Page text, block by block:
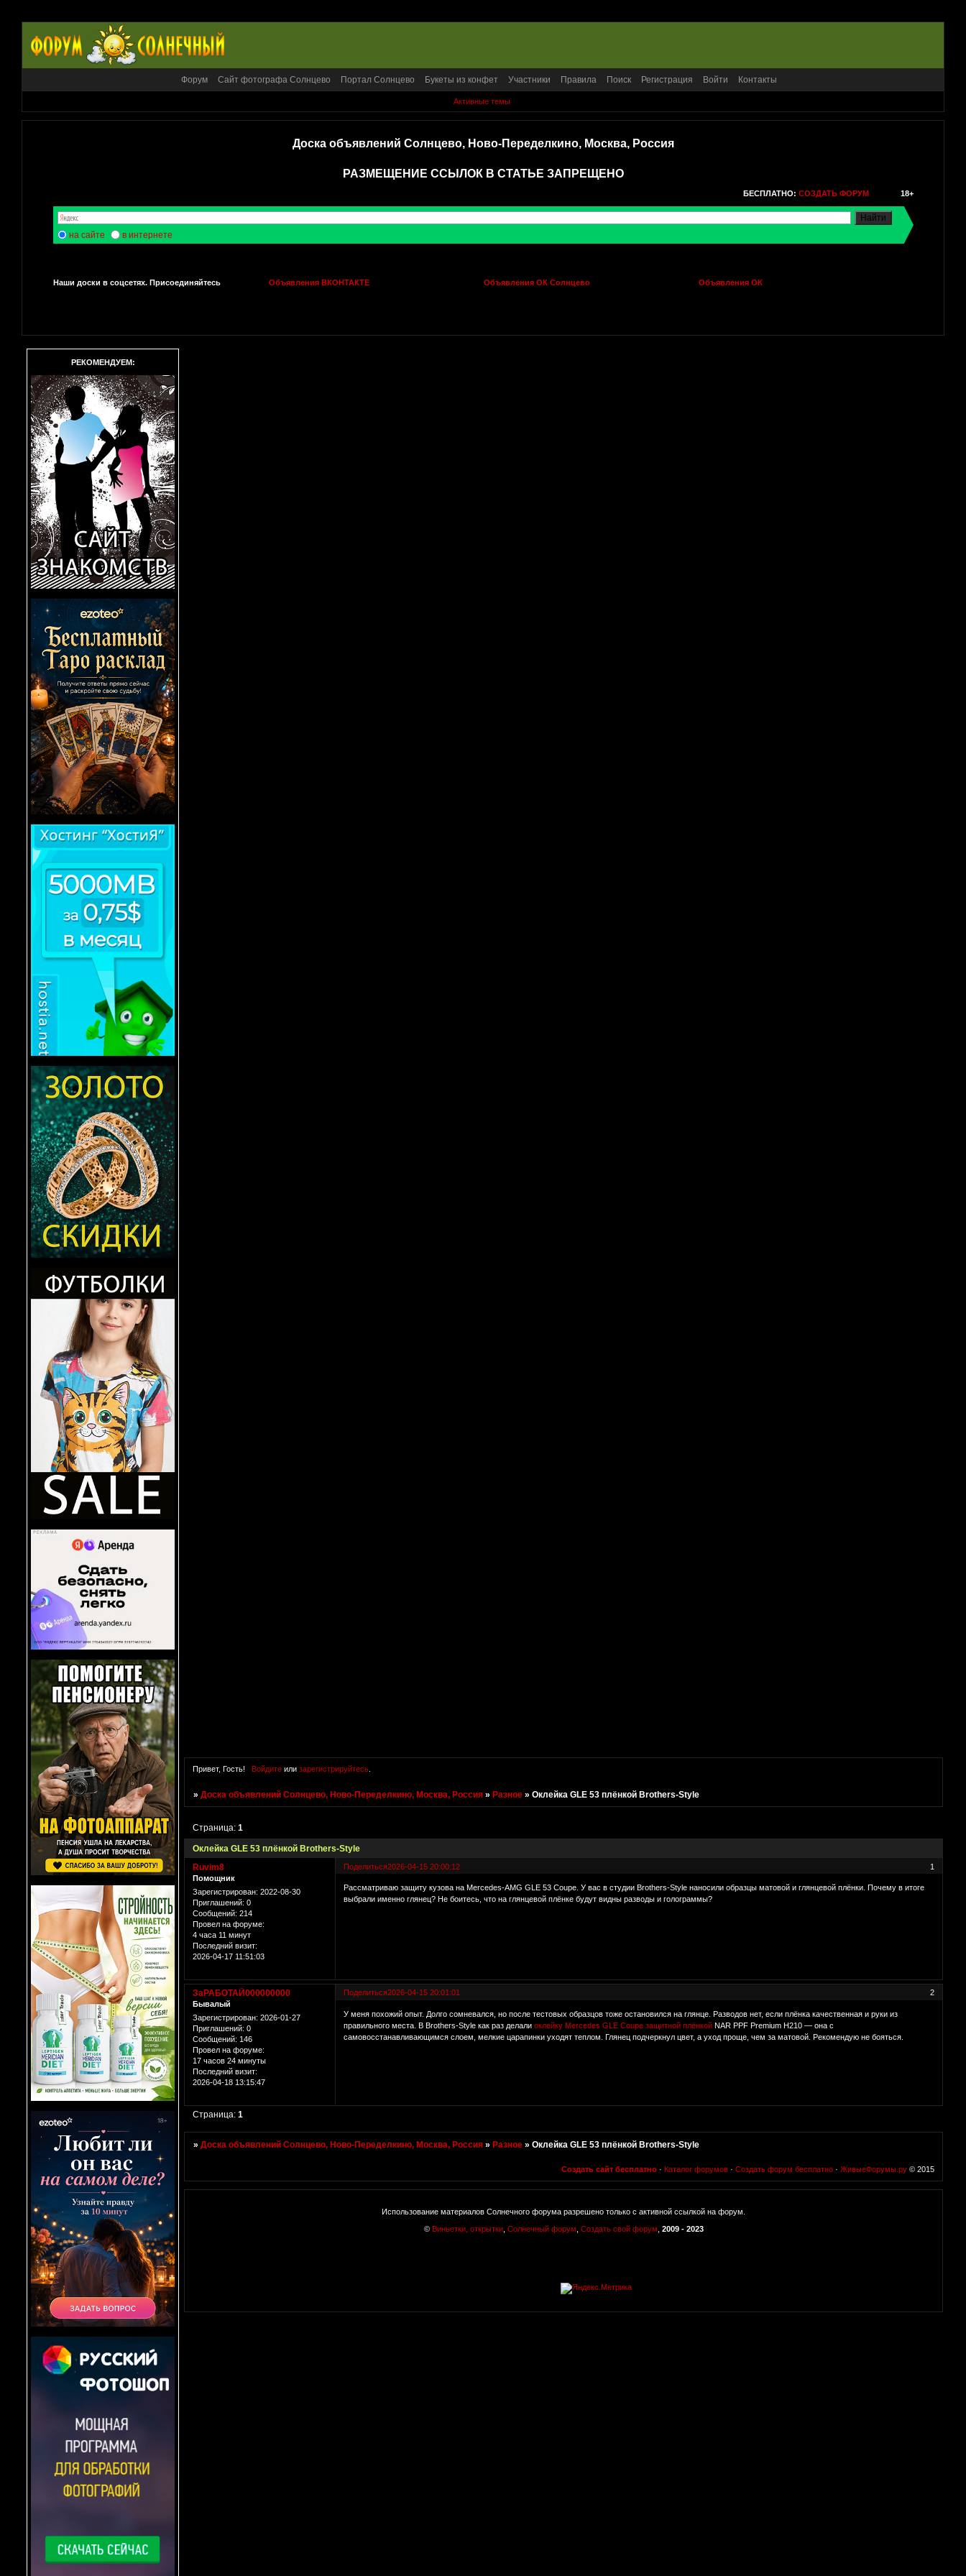
Форум Сайт фотографа Солнцево Портал Солнцево Букеты из конфет Участники Правила Поиск Регистрация Войти Контакты
Активные темы
Доска объявлений Солнцево, Ново-Переделкино, Москва, Россия
РАЗМЕЩЕНИЕ ССЫЛОК В СТАТЬЕ ЗАПРЕЩЕНО
БЕСПЛАТНО: СОЗДАТЬ ФОРУМ 18+
на сайте в интернете
Наши доски в соцсетях. Присоединяйтесь Объявления ВКОНТАКТЕ Объявления ОК Солнцево Объявления ОК
РЕКОМЕНДУЕМ:
Привет, Гость! Войдитеили зарегистрируйтесь.
»Доска объявлений Солнцево, Ново-Переделкино, Москва, Россия »Разное »Оклейка GLE 53 плёнкой Brothers-Style
Оклейка GLE 53 плёнкой Brothers-Style
Страница:1
Поделиться 1
2026-04-15 20:00:12
Ruvim8
Помощник
Зарегистрирован: 2022-08-30
Приглашений: 0
Сообщений: 214
Провел на форуме:
4 часа 11 минут
Последний визит:
2026-04-17 11:51:03
Рассматриваю защиту кузова на Mercedes-AMG GLE 53 Coupe. У вас в студии Brothers-Style наносили образцы матовой и глянцевой плёнки. Почему в итоге
выбрали именно глянец? Не боитесь, что на глянцевой плёнке будут видны разводы и голограммы?
Поделиться 2
2026-04-15 20:01:01
ЗаРАБОТАЙ000000000
Бывалый
Зарегистрирован: 2026-01-27
Приглашений: 0
Сообщений: 146
Провел на форуме:
17 часов 24 минуты
Последний визит:
2026-04-18 13:15:47
У меня похожий опыт. Долго сомневался, но после тестовых образцов тоже остановился на глянце. Разводов нет, если плёнка качественная и руки из
правильного места. В Brothers-Style как раз делалиоклейку Mercedes GLE Coupe защитной плёнкой NAR PPF Premium H210 — она с
самовосстанавливающимся слоем, мелкие царапинки уходят теплом. Глянец подчеркнул цвет, а уход проще, чем за матовой. Рекомендую не бояться.
Страница:1
»Доска объявлений Солнцево, Ново-Переделкино, Москва, Россия » Разное »Оклейка GLE 53 плёнкой Brothers-Style
Создать сайт бесплатно · Каталог форумов · Создать форум бесплатно · ЖивыеФорумы.ру © 2015
Использование материалов Солнечного форума разрешено только с активной ссылкой на форум.
© Виньетки, открытки, Солнечный форум Создать свой форум 2009 - 2023